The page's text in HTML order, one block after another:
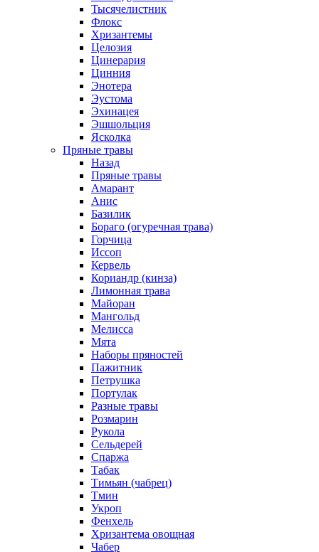
Тысячелистник
Флокс
Хризантемы
Целозия
Цинерария
Цинния
Энотера
Эустома
Эхинацея
Эшшольция
Ясколка
Пряные травы
Назад
Пряные травы
Амарант
Анис
Базилик
Бораго (огуречная трава)
Горчица
Иссоп
Кервель
Кориандр (кинза)
Лимонная трава
Майоран
Мангольд
Мелисса
Мята
Наборы пряностей
Пажитник
Петрушка
Портулак
Разные травы
Розмарин
Рукола
Сельдерей
Спаржа
Табак
Тимьян (чабрец)
Тмин
Укроп
Фенхель
Хризантема овощная
Чабер